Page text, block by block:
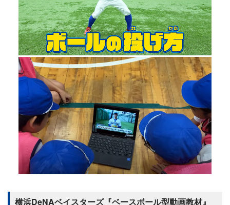
横浜DeNAベイスターズ『ベースボール型動画教材』